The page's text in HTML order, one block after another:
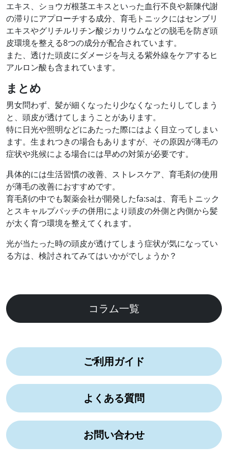
エキス、ショウガ根茎エキスといった血行不良や新陳代謝
の滞りにアプローチする成分、育毛トニックにはセンブリ
エキスやグリチルリチン酸ジカリウムなどの脱毛を防ぎ頭
皮環境を整える8つの成分が配合されています。
また、透けた頭皮にダメージを与える紫外線をケアするヒ
アルロン酸も含まれています。
まとめ
男女問わず、髪が細くなったり少なくなったりしてしまう
と、頭皮が透けてしまうことがあります。
特に日光や照明などにあたった際にはよく目立ってしまい
ます。生まれつきの場合もありますが、その原因が薄毛の
症状や兆候による場合には早めの対策が必要です。
具体的には生活習慣の改善、ストレスケア、育毛剤の使用
が薄毛の改善におすすめです。
育毛剤の中でも製薬会社が開発したfa:saは、育毛トニック
とスキャルプパッチの併用により頭皮の外側と内側から髪
が太く育つ環境を整えてくれます。
光が当たった時の頭皮が透けてしまう症状が気になってい
る方は、検討されてみてはいかがでしょうか？
コラム一覧
ご利用ガイド
よくある質問
お問い合わせ